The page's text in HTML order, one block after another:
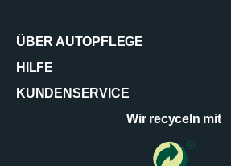
ÜBER AUTOPFLEGE
HILFE
KUNDENSERVICE
Wir recyceln mit